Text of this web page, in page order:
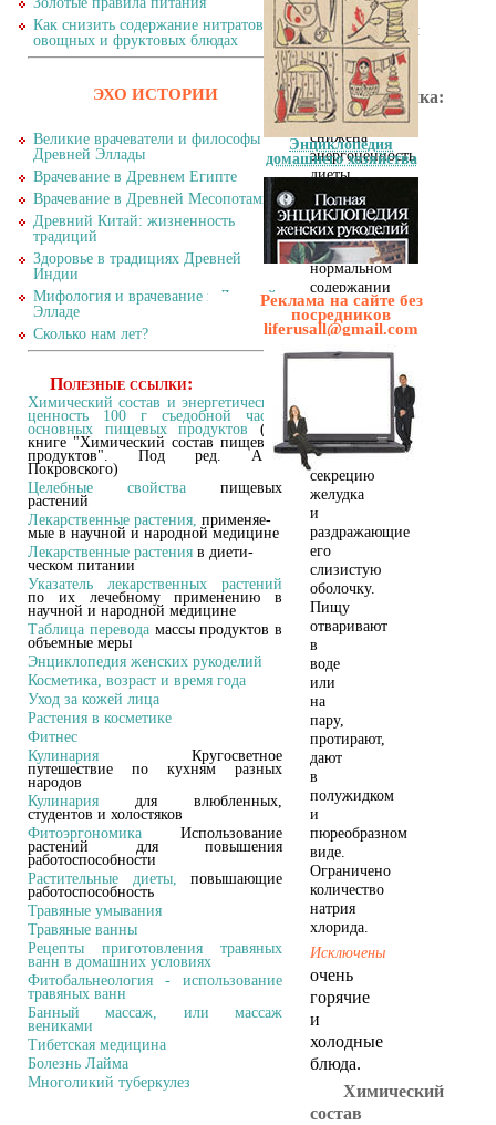
при
полупостельном
режиме.
Общая
характеристика:
несколько
снижена
энергоценность
диеты
за
счет
углеводов
при
нормальном
содержании
белков
и
Резко
блюда,
возбуждающие
секрецию
желудка
и
раздражающие
его
слизистую
оболочку.
Пищу
отваривают
в
воде
или
на
пару,
протирают,
дают
в
полужидком
и
пюреобразном
виде.
Ограничено
количество
натрия
хлорида.
Исключены
очень
горячие
и
холодные
блюда.
Химический
состав
Как снизить содержание нитратов в
овощных и фруктовых блюдах
ЭХО ИСТОРИИ
Великие врачеватели и философы
Древней Эллады
Врачевание в Древнем Египте
Врачевание в Древней Месопотамии
Древний Китай: жизненность
традиций
Здоровье в традициях Древней
Индии
Мифология и врачевание в Древней
Элладе
Сколько нам лет?
Полезные ссылки:
Химический состав и энергетическая
ценность 100 г съедобной части
основных пищевых продуктов (по
книге "Химический состав пищевых
продуктов". Под ред. А.А.
Покровского)
Целебные свойства пищевых
растений
Лекарственные растения, применяе-
мые в научной и народной медицине
Лекарственные растения в диети-
ческом питании
Указатель лекарственных растений
по их лечебному применению в
научной и народной медицине
Таблица переводамассы продуктов в
объемные меры
Энциклопедия женских рукоделий
Косметика, возраст и время года
Уход за кожей лица
Растения в косметике
Фитнес
Кулинария Кругосветное
путешествие по кухням разных
народов
Кулинария для влюбленных,
студентов и холостяков
Фитоэргономика Использование
растений для повышения
работоспособности
Растительные диеты, повышающие
работоспособность
Травяные умывания
Травяные ванны
Рецепты приготовления травяных
ванн в домашних условиях
Фитобальнеология - использование
травяных ванн
Банный массаж, или массаж
вениками
Тибетская медицина
Болезнь Лайма
Многоликий туберкулез
Энциклопедия
домашнего хозяйства
Полная энциклопедия
женских рукоделий
Кройка и пошив дома
Устранение дефектов
одежды
Реклама на сайте без
посредников
liferusall@gmail.com